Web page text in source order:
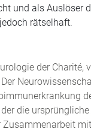
und als Auslöser
rätselhaft.
der Charité,
die